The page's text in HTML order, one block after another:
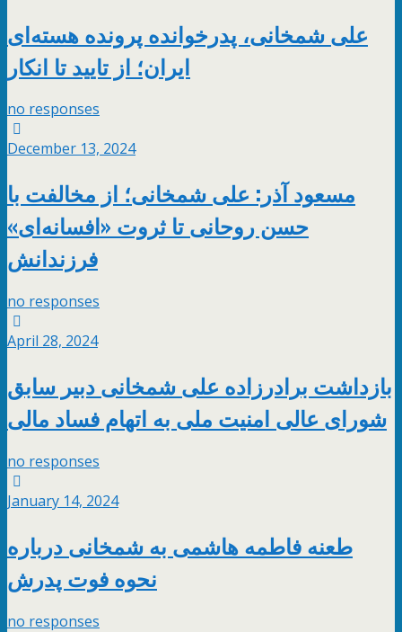
علی شمخانی، پدرخوانده پرونده هسته‌ای
ایران؛ از تایید تا انکار
no responses
December 13, 2024
مسعود آذر: علی شمخانی؛ از مخالفت با
حسن روحانی تا ثروت «افسانه‌ای»
فرزندانش
no responses
April 28, 2024
بازداشت برادرزاده علی شمخانی دبیر سابق
شورای عالی امنیت ملی به اتهام فساد مالی
no responses
January 14, 2024
طعنه فاطمه هاشمی به شمخانی درباره
نحوه فوت پدرش
no responses